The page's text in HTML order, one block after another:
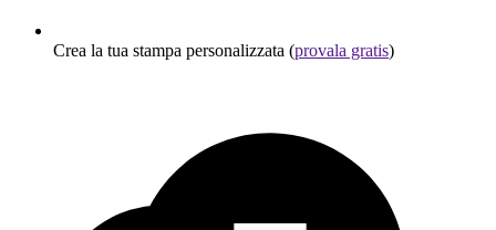
Crea la tua stampa personalizzata (provala gratis)